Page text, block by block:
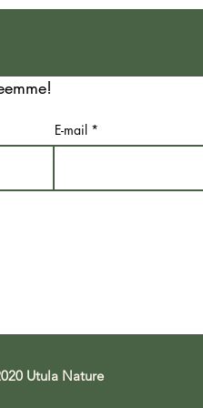
maanisemmin
E-mail
Utula Nature